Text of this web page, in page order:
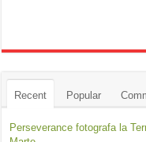
Recent Popular
Perseverance fotografa la